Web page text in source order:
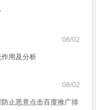
08/02
用及分析
08/02
止恶意点击百度推广排